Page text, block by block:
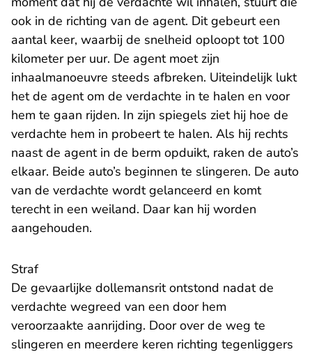
ook in de richting van de agent. Dit gebeurt een
aantal keer, waarbij de snelheid oploopt tot 100
kilometer per uur. De agent moet zijn
inhaalmanoeuvre steeds afbreken. Uiteindelijk lukt
het de agent om de verdachte in te halen en voor
hem te gaan rijden. In zijn spiegels ziet hij hoe de
verdachte hem in probeert te halen. Als hij rechts
naast de agent in de berm opduikt, raken de auto’s
elkaar. Beide auto’s beginnen te slingeren. De auto
van de verdachte wordt gelanceerd en komt
terecht in een weiland. Daar kan hij worden
aangehouden.
Straf
De gevaarlijke dollemansrit ontstond nadat de
verdachte wegreed van een door hem
veroorzaakte aanrijding. Door over de weg te
slingeren en meerdere keren richting tegenliggers